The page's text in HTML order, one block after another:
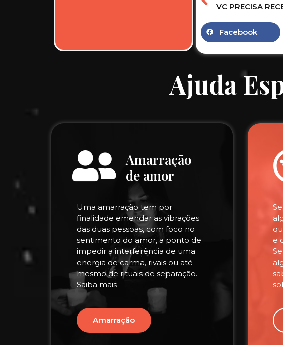
Facebook
Ajuda
Amarração
de amor
Uma amarração tem por
finalidade emendar as vibrações
das duas pessoas, com foco no
sentimento do amor, a ponto de
impedir a interferência de uma
energia de carma, rivais ou até
mesmo de rituais de separação.
Saiba mais
Amarração
e